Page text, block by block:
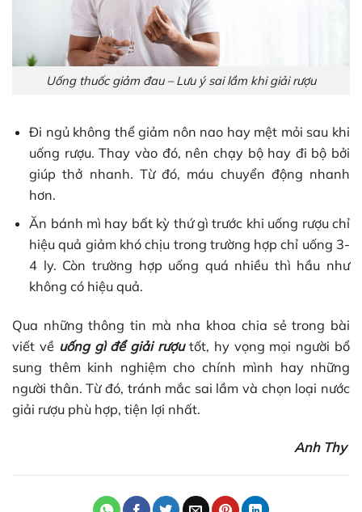
Uống thuốc giảm đau – Lưu ý sai lầm khi giải rượu
Đi ngủ không thể giảm nôn nao hay mệt mỏi sau khi
uống rượu. Thay vào đó, nên chạy bộ hay đi bộ bởi
giúp thở nhanh. Từ đó, máu chuyển động nhanh
hơn.
Ăn bánh mì hay bất kỳ thứ gì trước khi uống rượu chỉ
hiệu quả giảm khó chịu trong trường hợp chỉ uống 3-
4 ly. Còn trường hợp uống quá nhiều thì hầu như
không có hiệu quả.
Qua những thông tin mà nha khoa chia sẻ trong bài
viết về uống gì để giải rượutốt, hy vọng mọi người bổ
sung thêm kinh nghiệm cho chính mình hay những
người thân. Từ đó, tránh mắc sai lầm và chọn loại nước
giải rượu phù hợp, tiện lợi nhất.
Anh Thy